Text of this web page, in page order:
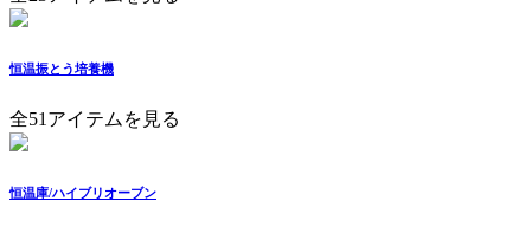
恒温振とう培養機
全51アイテムを見る
恒温庫/ハイブリオーブン